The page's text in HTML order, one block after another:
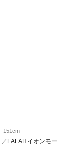
LALAHイオンモー
151cm